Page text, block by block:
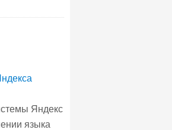
Яндекс
языка